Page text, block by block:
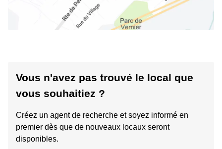
Vous n'avez pas trouvé le local que
vous souhaitiez ?
Créez un agent de recherche et soyez informé en
premier dès que de nouveaux locaux seront
disponibles.